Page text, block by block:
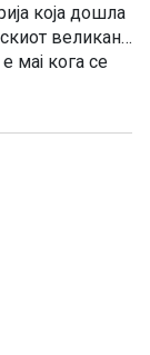
која дошла
великан,
мај кога се
народ во